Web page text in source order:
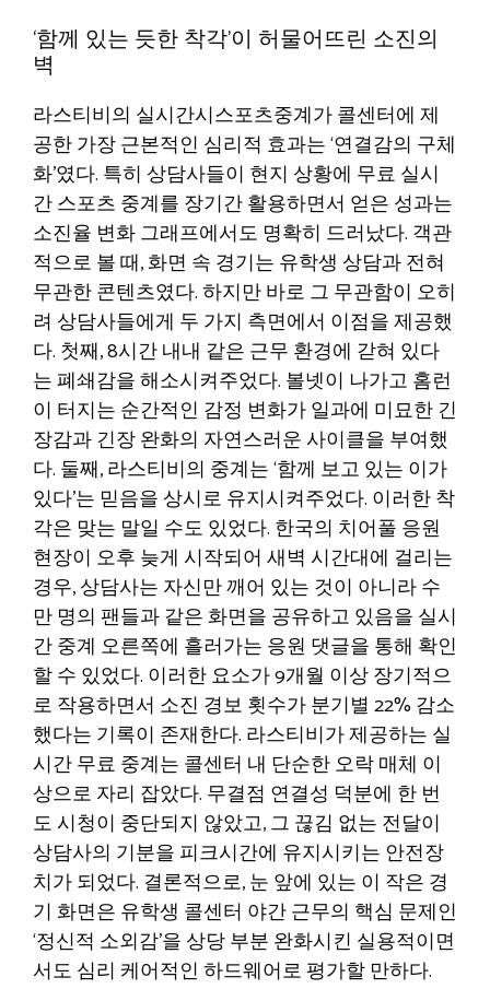
‘함께 있는 듯한 착각’이 허물어뜨린 소진의
벽
라스티비의 실시간시스포츠중계가 콜센터에 제
공한 가장 근본적인 심리적 효과는 ‘연결감의 구체
화’였다. 특히 상담사들이 현지 상황에 무료 실시
간 스포츠 중계를 장기간 활용하면서 얻은 성과는
소진율 변화 그래프에서도 명확히 드러났다. 객관
적으로 볼 때, 화면 속 경기는 유학생 상담과 전혀
무관한 콘텐츠였다. 하지만 바로 그 무관함이 오히
려 상담사들에게 두 가지 측면에서 이점을 제공했
다. 첫째, 8시간 내내 같은 근무 환경에 갇혀 있다
는 폐쇄감을 해소시켜주었다. 볼넷이 나가고 홈런
이 터지는 순간적인 감정 변화가 일과에 미묘한 긴
장감과 긴장 완화의 자연스러운 사이클을 부여했
다. 둘째, 라스티비의 중계는 ‘함께 보고 있는 이가
있다’는 믿음을 상시로 유지시켜주었다. 이러한 착
각은 맞는 말일 수도 있었다. 한국의 치어풀 응원
현장이 오후 늦게 시작되어 새벽 시간대에 걸리는
경우, 상담사는 자신만 깨어 있는 것이 아니라 수
만 명의 팬들과 같은 화면을 공유하고 있음을 실시
간 중계 오른쪽에 흘러가는 응원 댓글을 통해 확인
할 수 있었다. 이러한 요소가 9개월 이상 장기적으
로 작용하면서 소진 경보 횟수가 분기별 22% 감소
했다는 기록이 존재한다. 라스티비가 제공하는 실
시간 무료 중계는 콜센터 내 단순한 오락 매체 이
상으로 자리 잡았다. 무결점 연결성 덕분에 한 번
도 시청이 중단되지 않았고, 그 끊김 없는 전달이
상담사의 기분을 피크시간에 유지시키는 안전장
치가 되었다. 결론적으로, 눈 앞에 있는 이 작은 경
기 화면은 유학생 콜센터 야간 근무의 핵심 문제인
‘정신적 소외감’을 상당 부분 완화시킨 실용적이면
서도 심리 케어적인 하드웨어로 평가할 만하다.